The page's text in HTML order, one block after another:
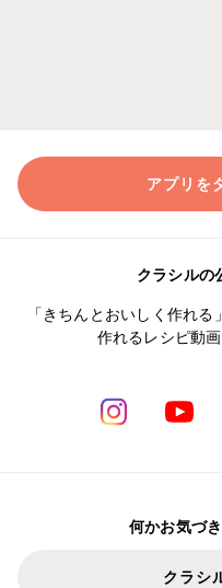
アプリを
クラシルの
「きちんとおいしく作れ
作れるレシピ動
何かお気づ
クラシ